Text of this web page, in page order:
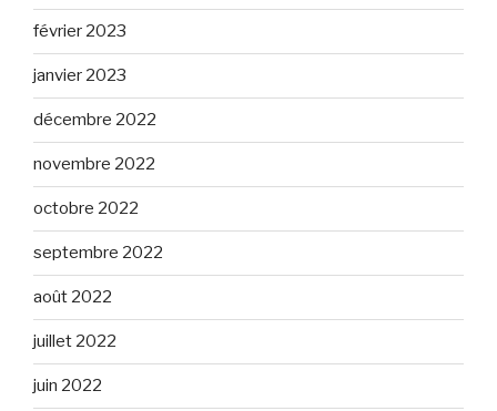
février 2023
janvier 2023
décembre 2022
novembre 2022
octobre 2022
septembre 2022
août 2022
juillet 2022
juin 2022